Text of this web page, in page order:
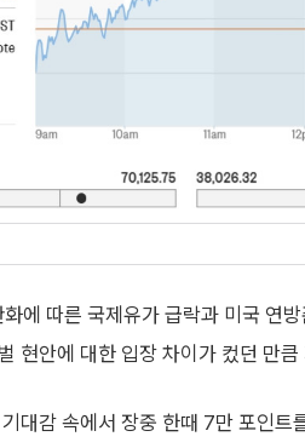
에 따른 국제유가 급락과 미국 연
현안에 대한 입장 차이가 컸던 만
대감 속에서 장중 한때 7만 포인트